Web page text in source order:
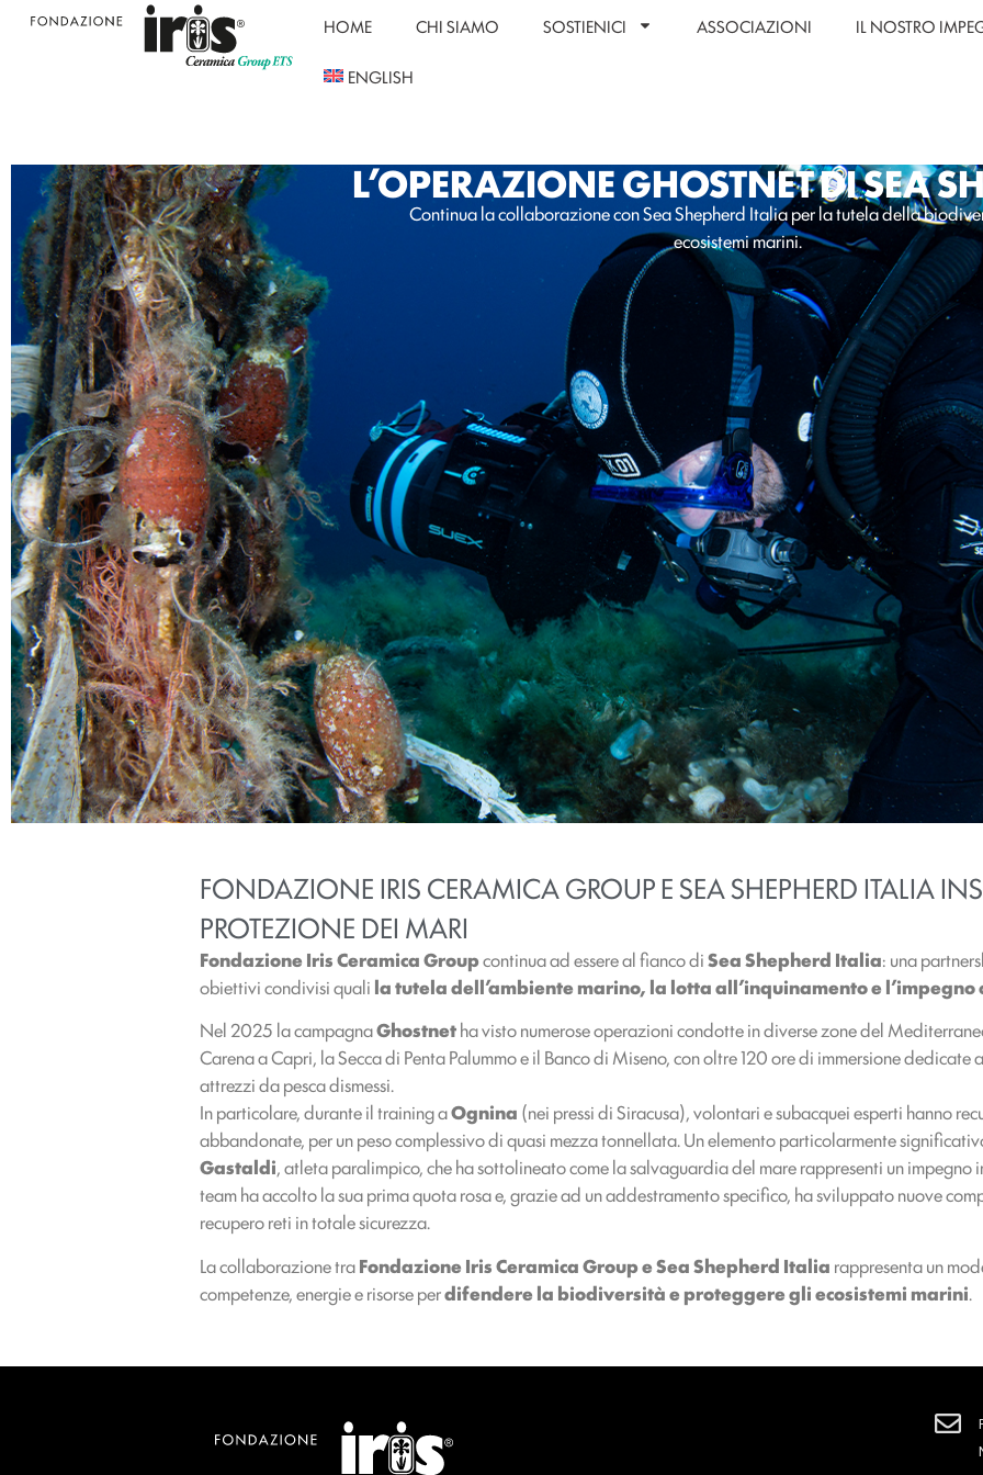
HOME CHI SIAMO SOSTIENICI ASSOCIAZIONI IL NOSTRO
ENGLISH
L’OPERAZIONE GHOSTNET DI SEA
Continua la collaborazione con Sea Shepherd Italia per la tutela della
ecosistemi marini.
FONDAZIONE IRIS CERAMICA GROUP E SEA SHEPHERD ITALIA
PROTEZIONE DEI MARI
Fondazione Iris Ceramica Groupcontinua ad essere al fianco diSea Shepherd Italia: una
obiettivi condivisi quali la tutela dell’ambiente marino, la lotta all’inquinamento e
Nel 2025 la campagnaGhostnetha visto numerose operazioni condotte in diverse zone del
Carena a Capri, la Secca di Penta Palummo e il Banco di Miseno, con oltre 120 ore di immersione
attrezzi da pesca dismessi.
In particolare, durante il training aOgnina (nei pressi di Siracusa), volontari e subacquei esperti hanno
abbandonate, per un peso complessivo di quasi mezza tonnellata. Un elemento particolarmente
Gastaldi, atleta paralimpico, che ha sottolineato come la salvaguardia del mare rappresenti un impegno
team ha accolto la sua prima quota rosa e, grazie ad un addestramento specifico, ha sviluppato nuove
recupero reti in totale sicurezza.
La collaborazione traFondazione Iris Ceramica Group e Sea Shepherd Italia rappresenta un
competenze, energie e risorse perdifendere la biodiversità e proteggere gli ecosistemi marini.